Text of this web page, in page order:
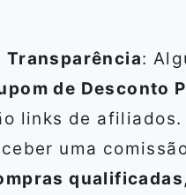
Transparência:
de Desconto
links de afiliados.
uma
qualificadas